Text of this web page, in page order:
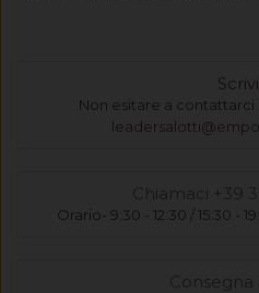
Non esitare a
Chiamaci +39
Orario- 9:30 - 12:30 / 15:30 -
Consegna